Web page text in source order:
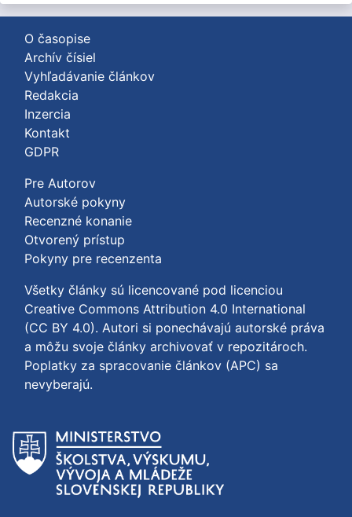
O časopise
Archív čísiel
Vyhľadávanie článkov
Redakcia
Inzercia
Kontakt
GDPR
Pre Autorov
Autorské pokyny
Recenzné konanie
Otvorený prístup
Pokyny pre recenzenta
Všetky články sú licencované pod licenciou
Creative Commons Attribution 4.0 International
(CC BY 4.0). Autori si ponechávajú autorské práva
a môžu svoje články archivovať v repozitároch.
Poplatky za spracovanie článkov (APC) sa
nevyberajú.